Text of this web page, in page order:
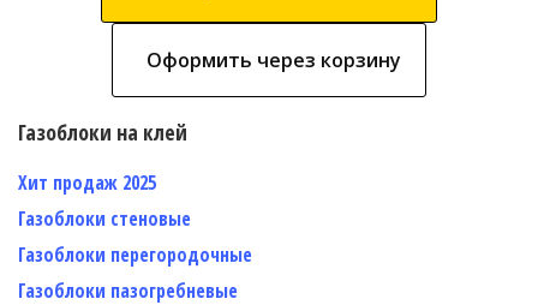
Оформить через корзину
Газоблоки на клей
Хит продаж 2025
Газоблоки стеновые
Газоблоки перегородочные
Газоблоки пазогребневые